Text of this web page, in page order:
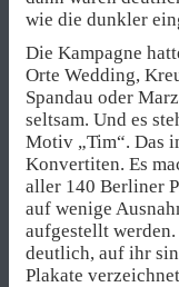
wie die dunkler
Die Kampagne
Orte Wedding,
Spandau oder
seltsam. Und es
Motiv „Tim“. Das
Konvertiten. Es
aller 140 Berliner
auf wenige
aufgestellt
deutlich, auf ihr
Plakate